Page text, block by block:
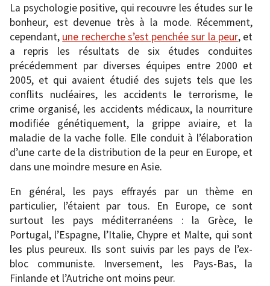
La psychologie positive, qui recouvre les études sur le
bonheur, est devenue très à la mode. Récemment,
cependant, une recherche s’est penchée sur la peur, et
a repris les résultats de six études conduites
précédemment par diverses équipes entre 2000 et
2005, et qui avaient étudié des sujets tels que les
conflits nucléaires, les accidents le terrorisme, le
crime organisé, les accidents médicaux, la nourriture
modifiée génétiquement, la grippe aviaire, et la
maladie de la vache folle. Elle conduit à l’élaboration
d’une carte de la distribution de la peur en Europe, et
dans une moindre mesure en Asie.
En général, les pays effrayés par un thème en
particulier, l’étaient par tous. En Europe, ce sont
surtout les pays méditerranéens : la Grèce, le
Portugal, l’Espagne, l’Italie, Chypre et Malte, qui sont
les plus peureux. Ils sont suivis par les pays de l’ex-
bloc communiste. Inversement, les Pays-Bas, la
Finlande et l’Autriche ont moins peur.